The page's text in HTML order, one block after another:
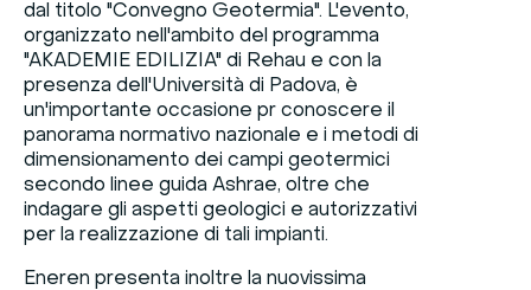
dal titolo "Convegno Geotermia". L'evento,
organizzato nell'ambito del programma
"AKADEMIE EDILIZIA" di Rehau e con la
presenza dell'Università di Padova, è
un'importante occasione pr conoscere il
panorama normativo nazionale e i metodi di
dimensionamento dei campi geotermici
secondo linee guida Ashrae, oltre che
indagare gli aspetti geologici e autorizzativi
per la realizzazione di tali impianti.
Eneren presenta inoltre la nuovissima